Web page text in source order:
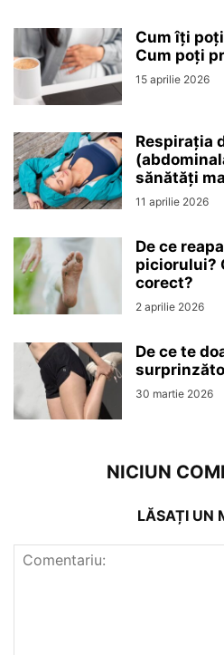
Cum îți
Cum poți
15 aprilie 2026
Respirația
sănătăți
11 aprilie 2026
De ce
piciorului?
corect?
2 aprilie 2026
De ce te
30 martie 2026
NICIUN
LĂSAȚI UN